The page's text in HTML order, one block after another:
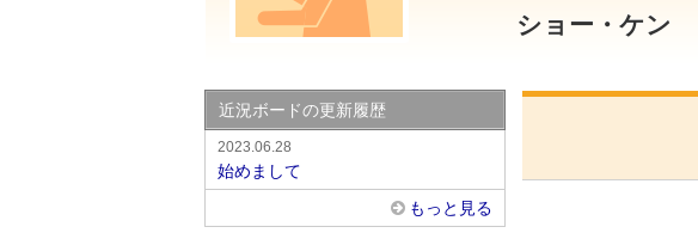
ショー・ケン
近況ボードの更新履歴
2023.06.28
始めまして
もっと見る